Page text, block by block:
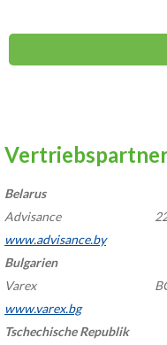
Belarus
Advisance
www.advisance.by
Bulgarien
Varex
www.varex.bg
Tschechische Republik